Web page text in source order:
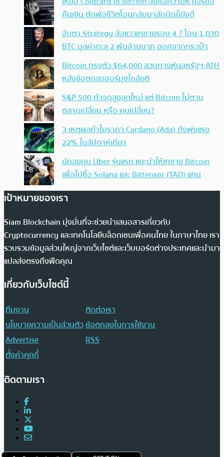
คืนเงิน ตัดพ้อชีวิตโอนกลับมาสักนิดก็ยังดี
จับตา Strategy ส่อแววเทขายรอบ 4 ? โอน 1,030
BTC มูลค่าทะลุ 2 พันล้านบาท ออกจากกระเป๋า
Bitcoin ทรงตัว $64,000 สวนทางหุ้นสหรัฐฯ ATH
หลังข้อตกลงฮอร์มุซใกล้ยุติ
S&P 500 ทำจุดสูงสุดใหม่ แต่ Bitcoin ไม่ตาม
ตลาดเปลี่ยน หรือ คนเปลี่ยน?
3 เหตุผลทำไมราคา Cardano (Ada) ถึงพุ่งแรง
22% ในสัปดาห์เดียว
นักลงทุน Uber รุ่นแรก แนะนำให้เทขาย Bitcoin
เพื่อไปซื้อ Solana และ Bittensor (TAO) แทน
เป้าหมายของเรา
Siam Blockchain มุ่งมั่นที่จะช่วยนำเสนอสารเกี่ยวกับ
Cryptocurrency และเทคโนโลยีบล็อกเชนเพื่อคนไทย ในภาษาไทย เรา
รวบรวมข้อมูลส่วนใหญ่จากเว็บไซต์และเว็บบอร์ดต่างประเทศและนำมา
แปลส่งตรงถึงฟีดคุณ
เกี่ยวกับเว็บไซต์นี้
ทีมงาน
ติดต่อเรา
นโยบายความเป็นส่วนตัวข้อตกลงในการใช้งาน
Advertise
RSS
ตั้งค่าคุกกี้
ติดตามเรา